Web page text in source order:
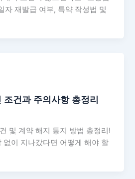
자 재발급 여부, 특약 작성법 및
조건과 주의사항 총정리
및 계약 해지 통지 방법 총정리!
없이 지나갔다면 어떻게 해야 할